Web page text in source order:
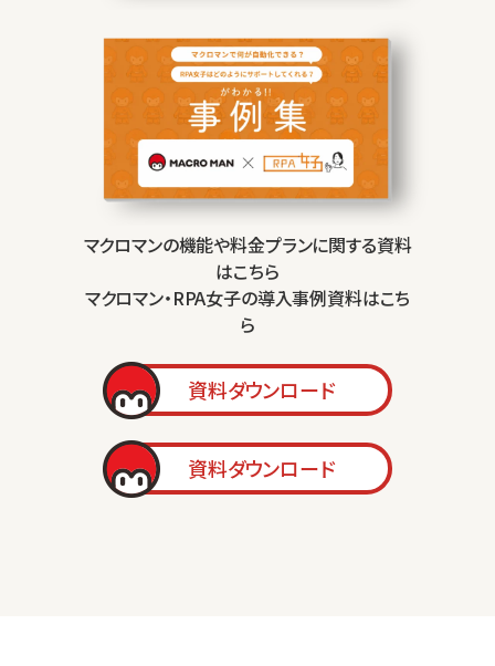
マクロマンの機能や料金プランに関する資料
はこちら
マクロマン・RPA女子の導入事例資料はこち
ら
資料ダウンロード
資料ダウンロード